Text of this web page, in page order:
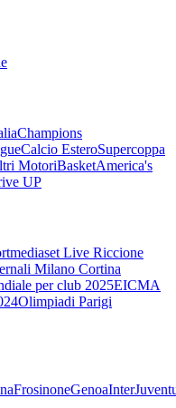
Champions
Calcio EsteroSupercoppa
MotoriBasketAmerica's
UP
Live Riccione
Milano Cortina
per club 2025EICMA
Olimpiadi Parigi
FrosinoneGenoaInter